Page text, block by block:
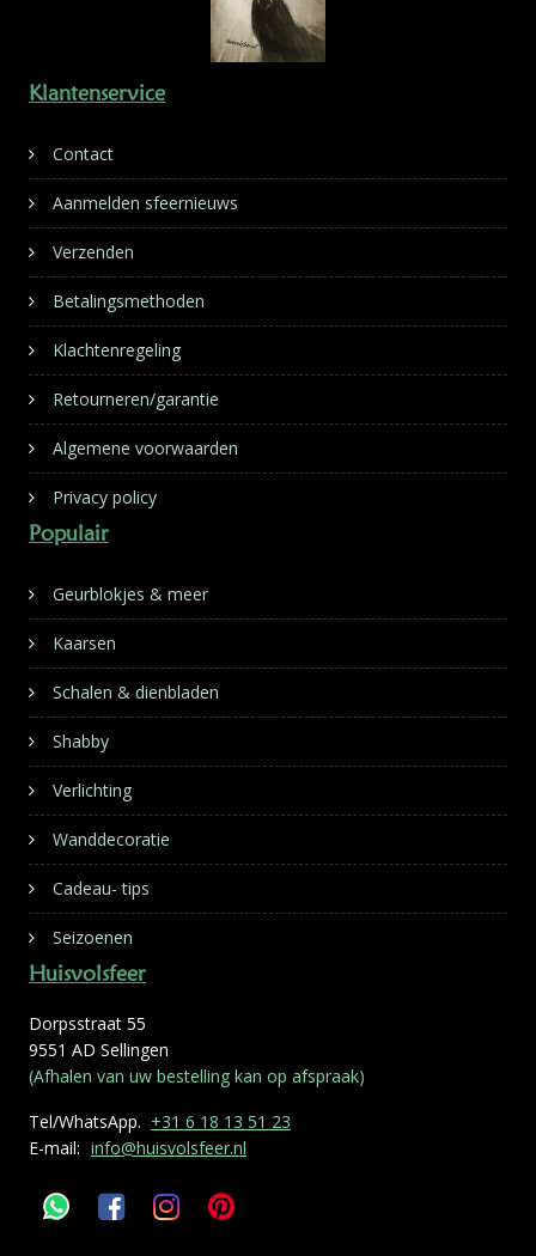
Klantenservice
Contact
Aanmelden sfeernieuws
Verzenden
Betalingsmethoden
Klachtenregeling
Retourneren/garantie
Algemene voorwaarden
Privacy policy
Populair
Geurblokjes & meer
Kaarsen
Schalen & dienbladen
Shabby
Verlichting
Wanddecoratie
Cadeau- tips
Seizoenen
Huisvolsfeer
Dorpsstraat 55
9551 AD Sellingen
(Afhalen van uw bestelling kan op afspraak)
Tel/WhatsApp. +31 6 18 13 51 23
E-mail: info@huisvolsfeer.nl